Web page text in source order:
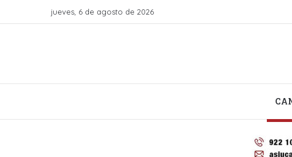
jueves, 6 de agosto de 2026